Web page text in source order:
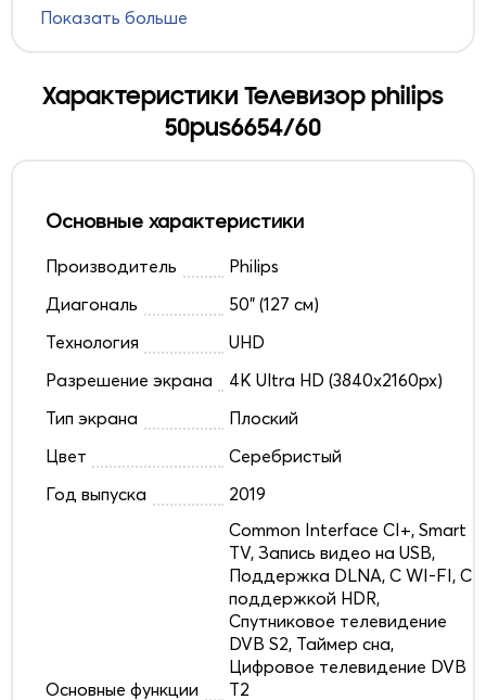
Показать больше
Характеристики Телевизор philips
50pus6654/60
Основные характеристики
Производитель
Philips
Диагональ
50" (127 см)
Технология
UHD
Разрешение экрана
4K Ultra HD (3840x2160px)
Тип экрана
Плоский
Цвет
Серебристый
Год выпуска
2019
Основные функции
Common Interface CI+, Smart
TV, Запись видео на USB,
Поддержка DLNA, С WI-FI, С
поддержкой HDR,
Спутниковое телевидение
DVB S2, Таймер сна,
Цифровое телевидение DVB
T2